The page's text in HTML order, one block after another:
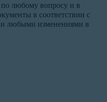
любому вопросу и в
в соответствии с
и любыми изменениями в